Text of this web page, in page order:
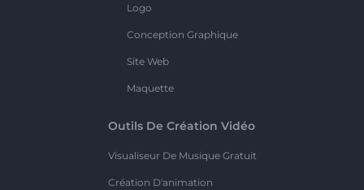
Logo
Conception Graphique
Site Web
Maquette
Outils De Création Vidéo
Visualiseur De Musique Gratuit
Création D'animation